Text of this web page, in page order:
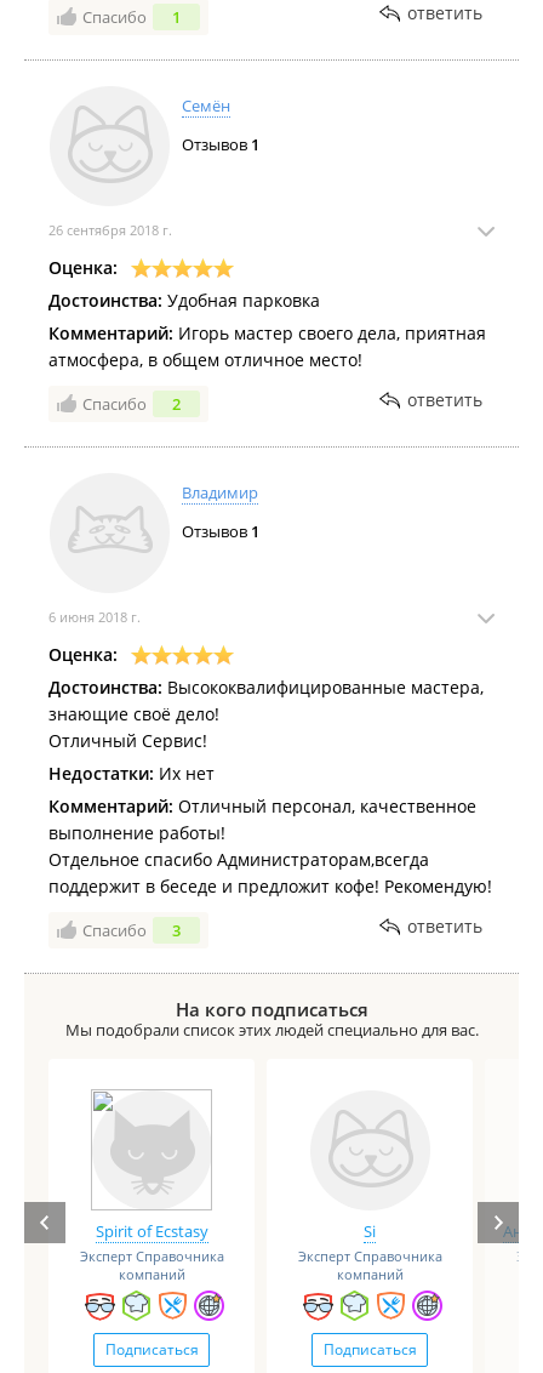
Спасибо 1 ответить
Семён
Отзывов 1
26 сентября 2018 г.
Оценка:
Достоинства: Удобная парковка
Комментарий: Игорь мастер своего дела, приятная
атмосфера, в общем отличное место!
Спасибо 2 ответить
Владимир
Отзывов 1
6 июня 2018 г.
Оценка:
Достоинства: Высококвалифицированные мастера,
знающие своё дело!
Отличный Сервис!
Недостатки: Их нет
Комментарий: Отличный персонал, качественное
выполнение работы!
Отдельное спасибо Администраторам,всегда
поддержит в беседе и предложит кофе! Рекомендую!
Спасибо 3 ответить
На кого подписаться
Мы подобрали список этих людей специально для вас.
Spirit of Ecstasy
Эксперт Справочника
компаний
Подписаться
Si
Эксперт Справочника
компаний
Подписаться